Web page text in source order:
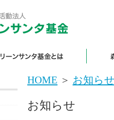
し
HOME ＞ お知ら
お知らせ